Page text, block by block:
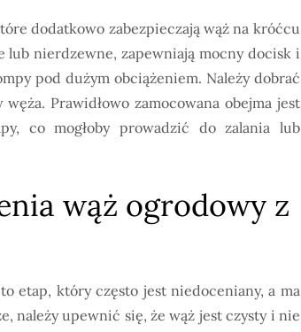
dodatkowo zabezpieczają wąż na króćcu
lub nierdzewne, zapewniają mocny docisk i
pod dużym obciążeniem. Należy dobrać
Prawidłowo zamocowana obejma jest
co mogłoby prowadzić do zalania lub
wąż ogrodowy z
etap, który często jest niedoceniany, a ma
należy upewnić się, że wąż jest czysty i nie